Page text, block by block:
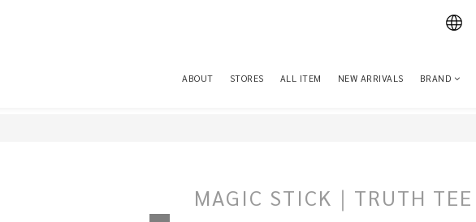
ABOUT STORES ALL ITEM NEW ARRIVALS BRAND
MAGIC STICK｜TRUTH TEE